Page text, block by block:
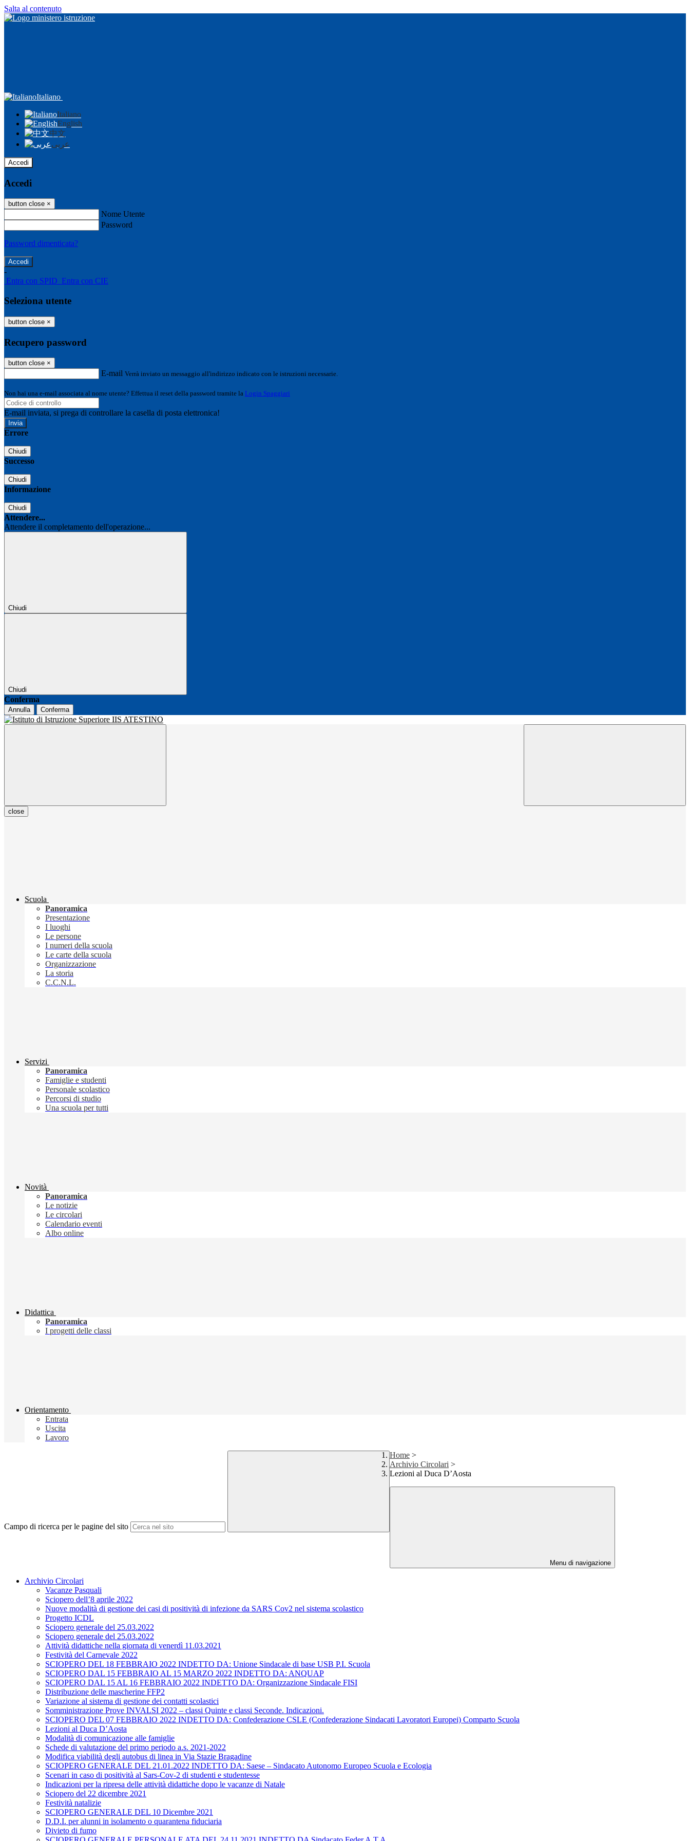
Salta al contenuto
Italiano
Italiano
English
中文
عربى
Accedi
Accedi
button close ×
Nome Utente
Password
Password dimenticata?
-
Entra con SPID Entra con CIE
Seleziona utente
button close ×
Recupero password
button close ×
E-mail Verrà inviato un messaggio all'indirizzo indicato con le istruzioni necessarie.
Non hai una e-mail associata al nome utente? Effettua il reset della password tramite la Login Spaggiari
E-mail inviata, si prega di controllare la casella di posta elettronica!
Errore
Chiudi
Successo
Chiudi
Informazione
Chiudi
Attendere...
Attendere il completamento dell'operazione...
Chiudi
Chiudi
Conferma
Annulla Conferma
close
Scuola
Panoramica
Presentazione
I luoghi
Le persone
I numeri della scuola
Le carte della scuola
Organizzazione
La storia
C.C.N.L.
Servizi
Panoramica
Famiglie e studenti
Personale scolastico
Percorsi di studio
Una scuola per tutti
Novità
Panoramica
Le notizie
Le circolari
Calendario eventi
Albo online
Didattica
Panoramica
I progetti delle classi
Orientamento
Entrata
Uscita
Lavoro
Campo di ricerca per le pagine del sito
Home >
Archivio Circolari >
Lezioni al Duca D’Aosta
Menu di navigazione
Archivio Circolari
Vacanze Pasquali
Sciopero dell’8 aprile 2022
Nuove modalità di gestione dei casi di positività di infezione da SARS Cov2 nel sistema scolastico
Progetto ICDL
Sciopero generale del 25.03.2022
Sciopero generale del 25.03.2022
Attività didattiche nella giornata di venerdì 11.03.2021
Festività del Carnevale 2022
SCIOPERO DEL 18 FEBBRAIO 2022 INDETTO DA: Unione Sindacale di base USB P.I. Scuola
SCIOPERO DAL 15 FEBBRAIO AL 15 MARZO 2022 INDETTO DA: ANQUAP
SCIOPERO DAL 15 AL 16 FEBBRAIO 2022 INDETTO DA: Organizzazione Sindacale FISI
Distribuzione delle mascherine FFP2
Variazione al sistema di gestione dei contatti scolastici
Somministrazione Prove INVALSI 2022 – classi Quinte e classi Seconde. Indicazioni.
SCIOPERO DEL 07 FEBBRAIO 2022 INDETTO DA: Confederazione CSLE (Confederazione Sindacati Lavoratori Europei) Comparto Scuola
Lezioni al Duca D’Aosta
Modalità di comunicazione alle famiglie
Schede di valutazione del primo periodo a.s. 2021-2022
Modifica viabilità degli autobus di linea in Via Stazie Bragadine
SCIOPERO GENERALE DEL 21.01.2022 INDETTO DA: Saese – Sindacato Autonomo Europeo Scuola e Ecologia
Scenari in caso di positività al Sars-Cov-2 di studenti e studentesse
Indicazioni per la ripresa delle attività didattiche dopo le vacanze di Natale
Sciopero del 22 dicembre 2021
Festività natalizie
SCIOPERO GENERALE DEL 10 Dicembre 2021
D.D.I. per alunni in isolamento o quarantena fiduciaria
Divieto di fumo